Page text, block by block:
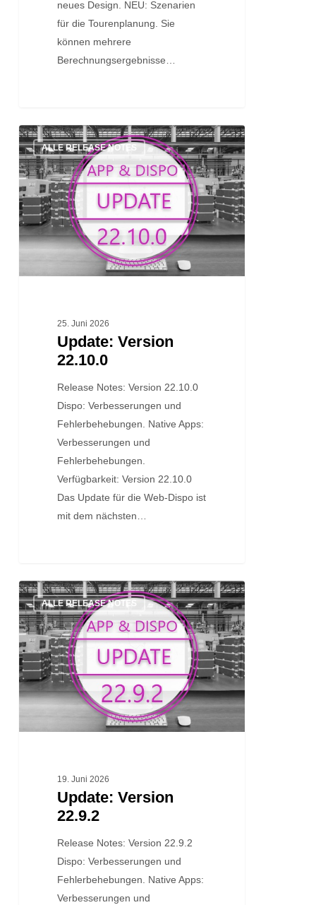
neues Design. NEU: Szenarien
für die Tourenplanung. Sie
können mehrere
Berechnungsergebnisse…
Update:
Version
22.10.0
ALLE RELEASE NOTES
25. Juni 2026
Update: Version
22.10.0
Release Notes: Version 22.10.0
Dispo: Verbesserungen und
Fehlerbehebungen. Native Apps:
Verbesserungen und
Fehlerbehebungen.
Verfügbarkeit: Version 22.10.0
Das Update für die Web-Dispo ist
mit dem nächsten…
Update:
Version
22.9.2
ALLE RELEASE NOTES
19. Juni 2026
Update: Version
22.9.2
Release Notes: Version 22.9.2
Dispo: Verbesserungen und
Fehlerbehebungen. Native Apps:
Verbesserungen und